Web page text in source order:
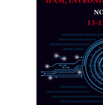
Razvoj
PLC AKYTEC
AUKOM:
dostupan u
MOTOMAN –
veštačkom
I.SAFE
industrijsku